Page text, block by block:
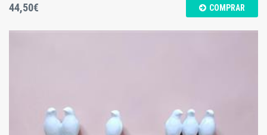
44,50€ COMPRAR